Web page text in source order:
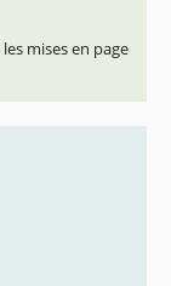
mises en page